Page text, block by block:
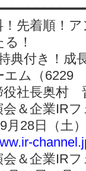
！先着順！
！
典付き！成
エム（6229
役社長奥村
会＆企業IR
月28日（
会＆企業IR